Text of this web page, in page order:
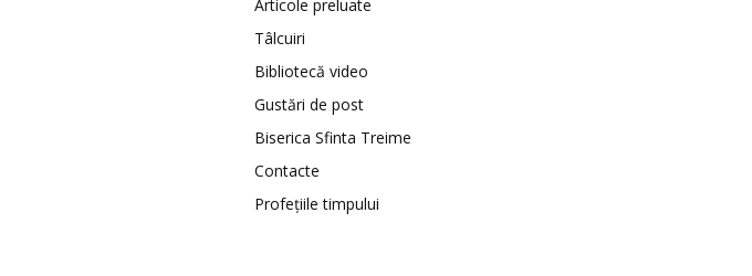
Articole preluate
Tâlcuiri
Bibliotecă video
Gustări de post
Biserica Sfinta Treime
Contacte
Profețiile timpului